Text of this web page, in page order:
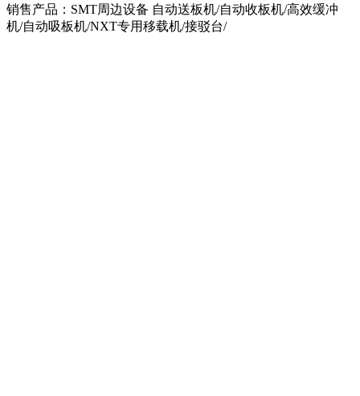
销售产品：SMT周边设备 自动送板机/自动收板机/高效缓冲
机/自动吸板机/NXT专用移载机/接驳台/